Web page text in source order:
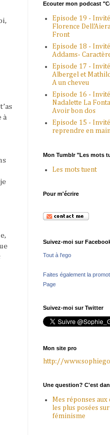
à
Ecouter mon podcast
Episode 19 -
Florence
Front
Episode 18 -
Addams-
Episode 17 -
Albergel et
A un cheveu
Episode 16 -
Nadalette La
Avoir bon dos
Episode 15 -
reprendre en main
Mon Tumblr "Les mots
Les mots tuent
Pour m'écrire
Suivez-moi sur
Tout à l'ego
Faites également la
Page
Suivez-moi sur Twitter
Mon site pro
http://
Une question? C'est
Mes réponses aux
les plus posées
féminisme